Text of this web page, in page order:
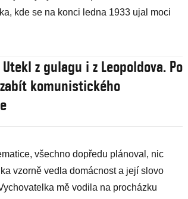
kde se na konci ledna 1933 ujal moci
z gulagu i z Leopoldova. Po
komunistického
všechno dopředu plánoval, nic
vzorně vedla domácnost a její slovo
mě vodila na procházku